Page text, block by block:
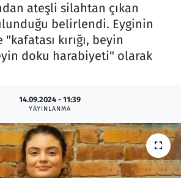
ateşli silahtan çıkan
belirlendi. Eyginin
kırığı, beyin
doku harabiyeti" olarak
14.09.2024 - 11:39
YAYINLANMA